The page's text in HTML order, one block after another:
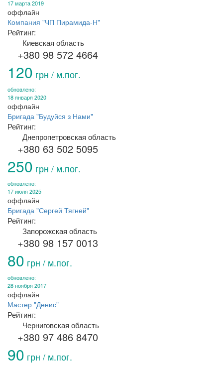
17 марта 2019
оффлайн
Компания "ЧП Пирамида-Н"
Рейтинг:
Киевская область
+380 98 572 4664
120 грн / м.пог.
обновлено:
18 января 2020
оффлайн
Бригада "Будуйся з Нами"
Рейтинг:
Днепропетровская область
+380 63 502 5095
250 грн / м.пог.
обновлено:
17 июля 2025
оффлайн
Бригада "Сергей Тягней"
Рейтинг:
Запорожская область
+380 98 157 0013
80 грн / м.пог.
обновлено:
28 ноября 2017
оффлайн
Мастер "Денис"
Рейтинг:
Черниговская область
+380 97 486 8470
90 грн / м.пог.